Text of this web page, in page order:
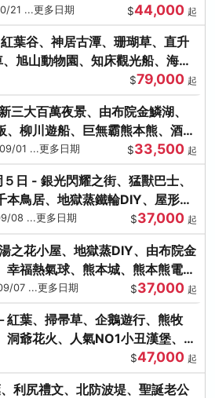
21 ...更多日期 $44,000 起
葉谷、神居古潭、珊瑚草、直升
旭山動物園、知床觀光船、海膽
$79,000 起
三大百萬夜景、由布院金鱗湖、
、柳川遊船、巨無霸熊本熊、酒造
01 ...更多日期 $33,500 起
日 - 銀光閃耀之街、猛獸巴士、
本鳥居、地獄蒸鐵輪DIY、屋形船
08 ...更多日期 $37,000 起
之花小屋、地獄蒸DIY、由布院金
幸福熱氣球、熊本城、熊本熊電
07 ...更多日期 $37,000 起
紅葉、掃帚草、企鵝遊行、熊牧
洞爺花火、人氣NO1小丑漢堡、螃
$47,000 起
利尻禮文、北防波堤、聖誕老公